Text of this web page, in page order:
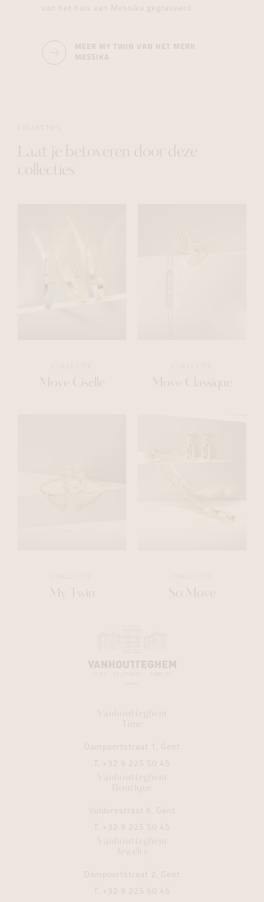
van het huis van Messika gegraveerd.
MEER MY TWIN VAN HET MERK
MESSIKA
Laat je betoveren door deze
collecties
Move Ciselle Move Classique
My Twin So Move
Vanhoutteghem
Time
Dampoortstraat 1, Gent
T. +32 9 225 50 45
Vanhoutteghem
Boutique
Voldersstraat 6, Gent
T. +32 9 225 50 45
Vanhoutteghem
Jewelry
Dampoortstraat 2, Gent
T. +32 9 225 50 45